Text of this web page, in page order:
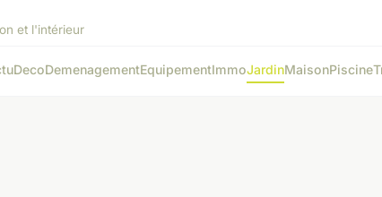
et l'intérieur
DecoDemenagementEquipementImmoJardinMaisonPiscine